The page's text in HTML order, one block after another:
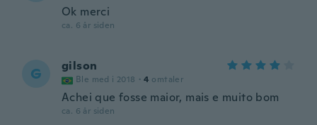
Ok merci
ca. 6 år siden
G gilson
Ble med i 2018 · 4 omtaler
Achei que fosse maior, mais e muito bom
ca. 6 år siden